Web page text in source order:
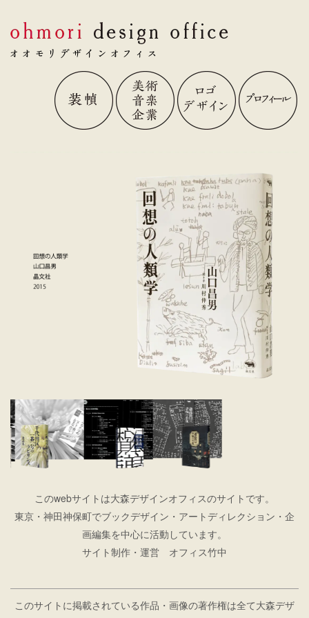
このwebサイトは大森デザインオフィスのサイトです。
東京・神田神保町でブックデザイン・アートディレクション・企
画編集を中心に活動しています。
サイト制作・運営 オフィス竹中
このサイトに掲載されている作品・画像の著作権は全て大森デザ